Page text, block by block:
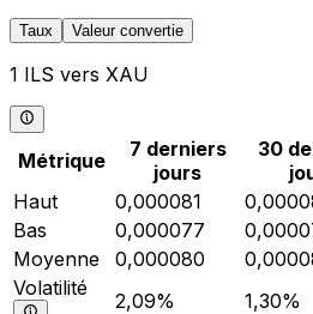
Taux Valeur convertie
1 ILS vers XAU
Métrique
7 derniers
jours
30
Haut
0,000081
Bas
0,000077
Moyenne
0,000080
Volatilité
2,09% 1,30%